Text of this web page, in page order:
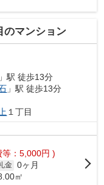
のマンション
」駅 徒歩13分
」駅 徒歩13分
１丁目
等：5,000円 )
金 0ヶ月
㎡